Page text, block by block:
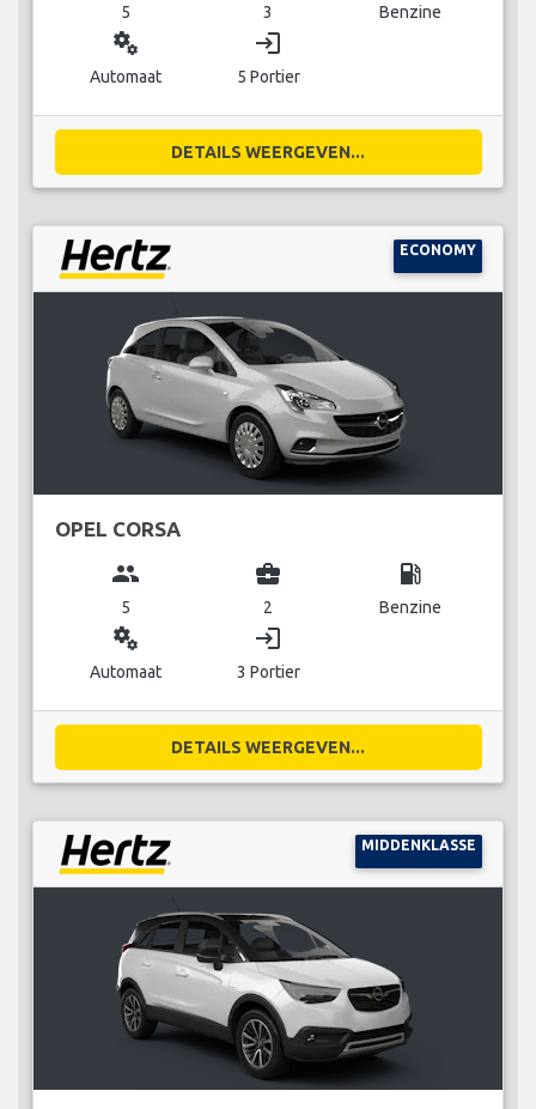
5 3 Benzine
miscellaneous_services
Automaat
login
5 Portier
DETAILS WEERGEVEN...
ECONOMY
OPEL CORSA
group
5
business_center
2
local_gas_station
Benzine
miscellaneous_services
Automaat
login
3 Portier
DETAILS WEERGEVEN...
MIDDENKLASSE